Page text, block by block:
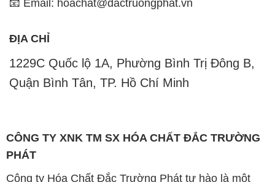
Quận Bình Tân, TP. Hồ Chí Minh
CÔNG TY XNK TM SX HÓA CHẤT ĐẮC TRƯỜNG
PHÁT
các loại hóa chất công nghiệp tại TP. Hồ Chí Minh.
Chúng tôi cam kết mang đến cho khách hàng sự hài
lòng và đáp ứng nhu cầu của họ một cách tốt nhất.